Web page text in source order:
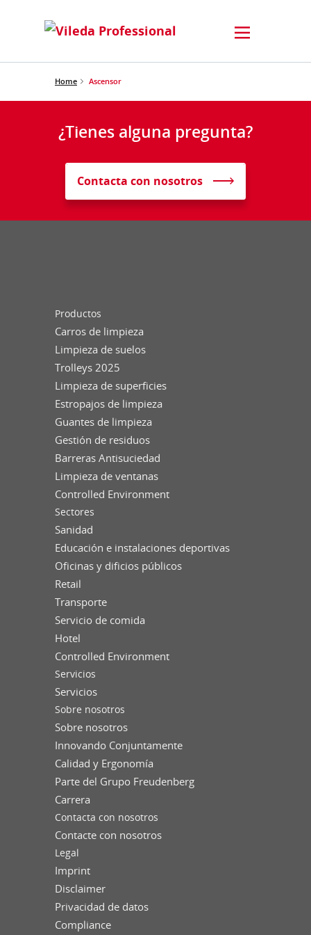
Home Ascensor
¿Tienes alguna pregunta?
Contacta con nosotros
Productos
Carros de limpieza
Limpieza de suelos
Trolleys 2025
Limpieza de superficies
Estropajos de limpieza
Guantes de limpieza
Gestión de residuos
Barreras Antisuciedad
Limpieza de ventanas
Controlled Environment
Sectores
Sanidad
Educación e instalaciones deportivas
Oficinas y dificios públicos
Retail
Transporte
Servicio de comida
Hotel
Controlled Environment
Servicios
Servicios
Sobre nosotros
Sobre nosotros
Innovando Conjuntamente
Calidad y Ergonomía
Parte del Grupo Freudenberg
Carrera
Contacta con nosotros
Contacte con nosotros
Legal
Imprint
Disclaimer
Privacidad de datos
Compliance